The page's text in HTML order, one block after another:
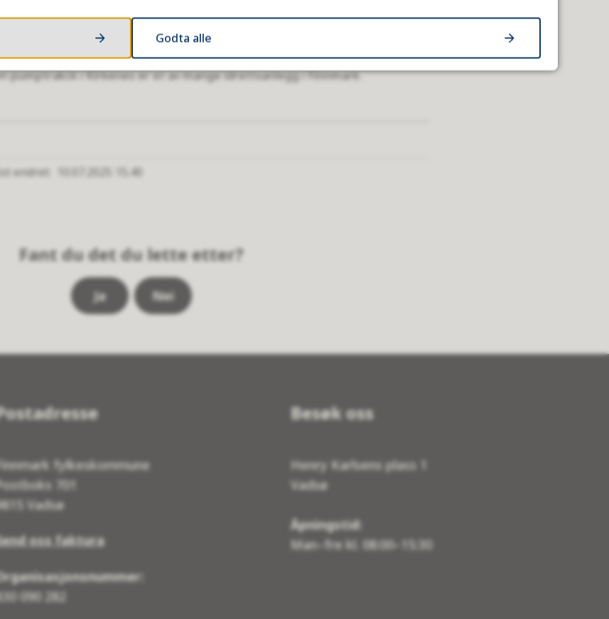
pumptrakck i Kirkenes er et av mange idrettsanlegg i Finnmark.
endret 10.07.2025 15.40
Fant du det du lette etter?
Ja Nei
fylkeskommune
701
Vadsø
oss faktura
090 282
Besøk oss
Henry Karlsens plass 1
Vadsø
Åpningstid:
Man–fre kl. 08:00–15:30
Godta alle